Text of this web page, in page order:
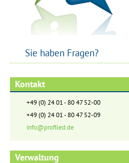
Sie haben Fragen?
Kontakt
+49 (0) 24 01 - 80 47 52-00
+49 (0) 24 01 - 80 47 52-09
info@profiled.de
Verwaltung